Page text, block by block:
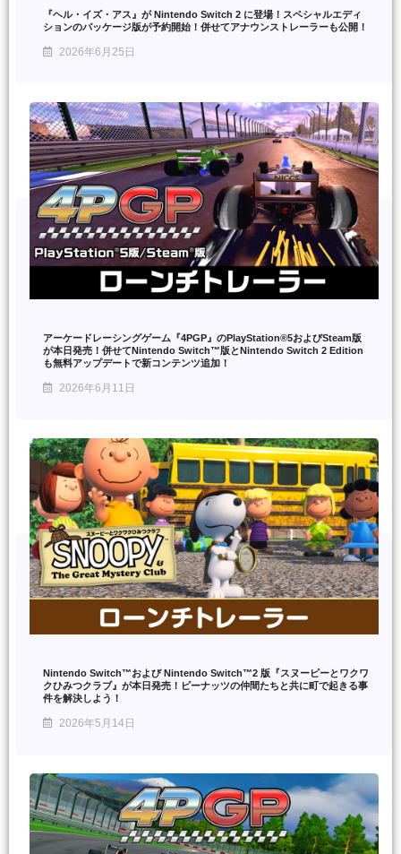
『ヘル・イズ・アス』が Nintendo Switch 2 に登場！スペシャルエディ
ションのパッケージ版が予約開始！併せてアナウンストレーラーも公開！
2026年6月25日
アーケードレーシングゲーム『4PGP』のPlayStation®5およびSteam版
が本日発売！併せてNintendo Switch™版とNintendo Switch 2 Edition
も無料アップデートで新コンテンツ追加！
2026年6月11日
Nintendo Switch™および Nintendo Switch™2 版『スヌーピーとワクワ
クひみつクラブ』が本日発売！ピーナッツの仲間たちと共に町で起きる事
件を解決しよう！
2026年5月14日